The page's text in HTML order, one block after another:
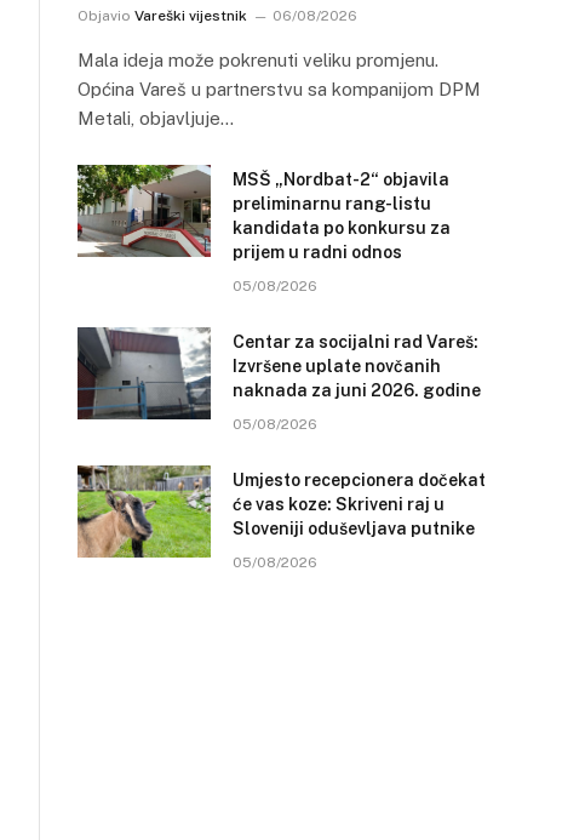
Objavio Vareški vijestnik 06/08/2026
Mala ideja može pokrenuti veliku promjenu.
Općina Vareš u partnerstvu sa kompanijom DPM
Metali, objavljuje…
MSŠ „Nordbat-2“ objavila
preliminarnu rang-listu
kandidata po konkursu za
prijem u radni odnos
05/08/2026
Centar za socijalni rad Vareš:
Izvršene uplate novčanih
naknada za juni 2026. godine
05/08/2026
Umjesto recepcionera dočekat
će vas koze: Skriveni raj u
Sloveniji oduševljava putnike
05/08/2026